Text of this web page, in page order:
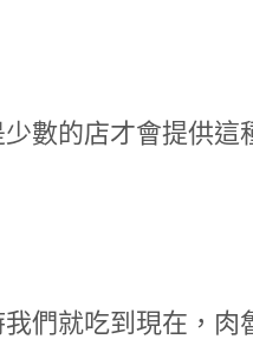
數的店才會提供這
們就吃到現在，肉